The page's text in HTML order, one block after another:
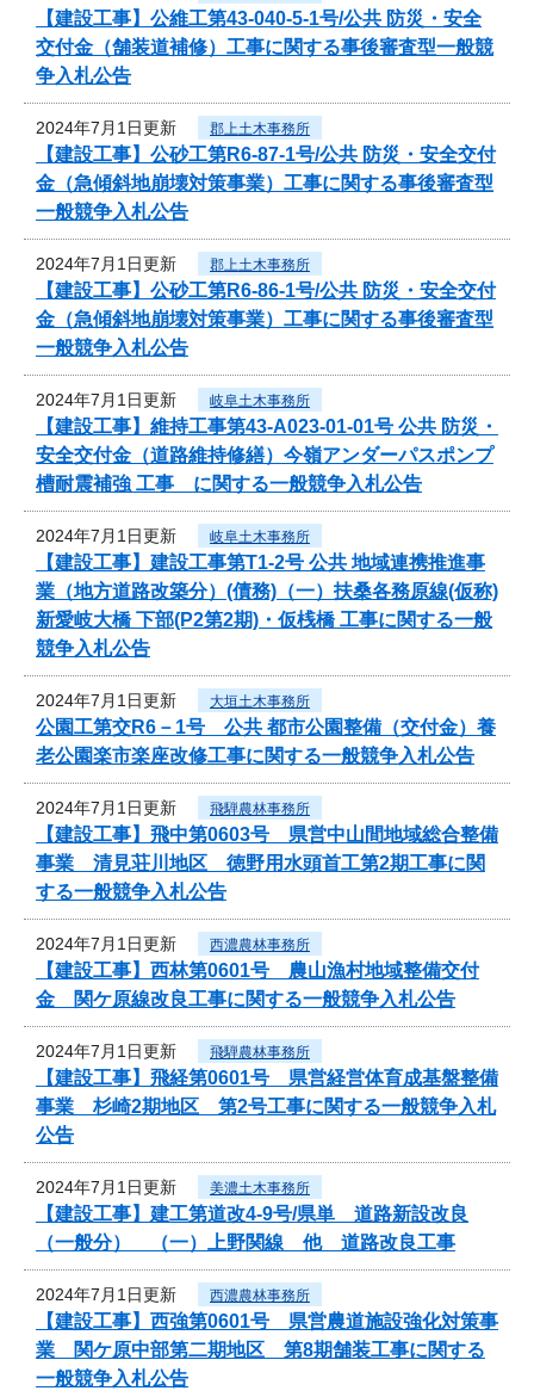
【建設工事】公維工第43-040-5-1号/公共 防災・安全
交付金（舗装道補修）工事に関する事後審査型一般競
争入札公告
2024年7月1日更新 郡上土木事務所
【建設工事】公砂工第R6-87-1号/公共 防災・安全交付
金（急傾斜地崩壊対策事業）工事に関する事後審査型
一般競争入札公告
2024年7月1日更新 郡上土木事務所
【建設工事】公砂工第R6-86-1号/公共 防災・安全交付
金（急傾斜地崩壊対策事業）工事に関する事後審査型
一般競争入札公告
2024年7月1日更新 岐阜土木事務所
【建設工事】維持工事第43-A023-01-01号 公共 防災・
安全交付金（道路維持修繕）今嶺アンダーパスポンプ
槽耐震補強 工事 に関する一般競争入札公告
2024年7月1日更新 岐阜土木事務所
【建設工事】建設工事第T1-2号 公共 地域連携推進事
業（地方道路改築分）(債務)（一）扶桑各務原線(仮称)
新愛岐大橋 下部(P2第2期)・仮桟橋 工事に関する一般
競争入札公告
2024年7月1日更新 大垣土木事務所
公園工第交R6－1号 公共 都市公園整備（交付金）養
老公園楽市楽座改修工事に関する一般競争入札公告
2024年7月1日更新 飛騨農林事務所
【建設工事】飛中第0603号 県営中山間地域総合整備
事業 清見荘川地区 徳野用水頭首工第2期工事に関
する一般競争入札公告
2024年7月1日更新 西濃農林事務所
【建設工事】西林第0601号 農山漁村地域整備交付
金 関ケ原線改良工事に関する一般競争入札公告
2024年7月1日更新 飛騨農林事務所
【建設工事】飛経第0601号 県営経営体育成基盤整備
事業 杉崎2期地区 第2号工事に関する一般競争入札
公告
2024年7月1日更新 美濃土木事務所
【建設工事】建工第道改4-9号/県単 道路新設改良
（一般分） （一）上野関線 他 道路改良工事
2024年7月1日更新 西濃農林事務所
【建設工事】西強第0601号 県営農道施設強化対策事
業 関ケ原中部第二期地区 第8期舗装工事に関する
一般競争入札公告